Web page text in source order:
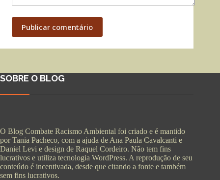
Publicar comentário
SOBRE O BLOG
O Blog Combate Racismo Ambiental foi criado e é mantido
por Tania Pacheco, com a ajuda de Ana Paula Cavalcanti e
Daniel Levi e design de Raquel Cordeiro. Não tem fins
lucrativos e utiliza tecnologia WordPress. A reprodução de seu
conteúdo é incentivada, desde que citando a fonte e também
sem fins lucrativos.